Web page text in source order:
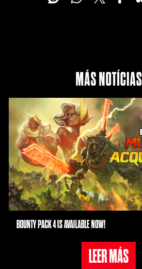
MÁS NOTÍCIAS
BOUNTY PACK 4 IS AVAILABLE NOW!
LEER MÁS